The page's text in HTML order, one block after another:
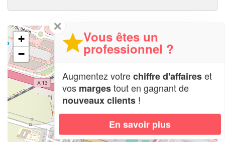
+
−
✕
Vous êtes un
professionnel ?
Augmentez votrechiffre d'affaireset
vos margestout en gagnant de
nouveaux clients !
En savoir plus